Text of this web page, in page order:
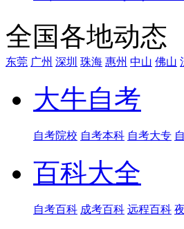
全国各地动态
东莞 广州 深圳 珠海 惠州 中山 佛山
大牛自考
自考院校 自考本科 自考大专
百科大全
自考百科 成考百科 远程百科